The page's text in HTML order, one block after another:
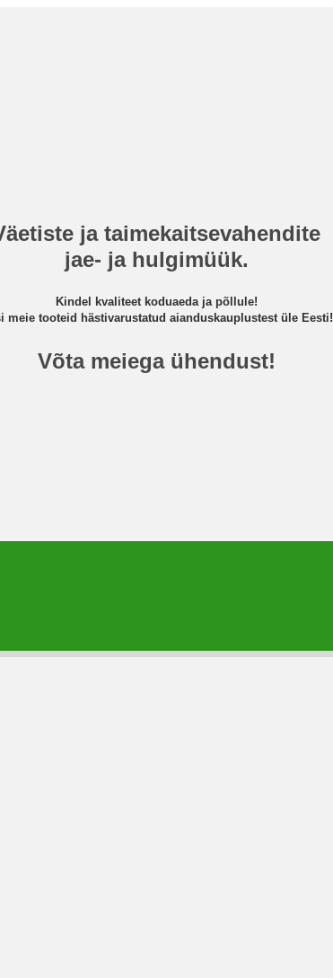
ja taimekaitsevahendite
jae- ja hulgimüük.
Kindel kvaliteet koduaeda ja põllule!
meie tooteid hästivarustatud aianduskauplustest üle Eesti!
Võta meiega ühendust!